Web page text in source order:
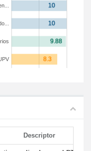
Descriptor